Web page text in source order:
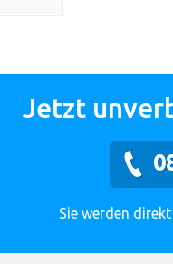
Jetzt
Sie werden